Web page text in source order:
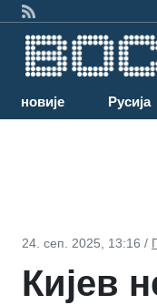
Најновије Русија
24. сеп. 2025, 13:16 /
Кијев